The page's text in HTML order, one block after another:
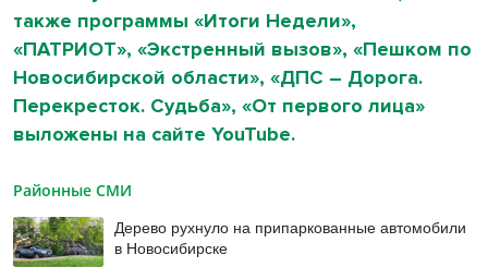
также программы «Итоги Недели»,
«ПАТРИОТ», «Экстренный вызов», «Пешком по
Новосибирской области», «ДПС – Дорога.
Перекресток. Судьба», «От первого лица»
выложены на сайте YouTube.
Районные СМИ
Дерево рухнуло на припаркованные автомобили
в Новосибирске